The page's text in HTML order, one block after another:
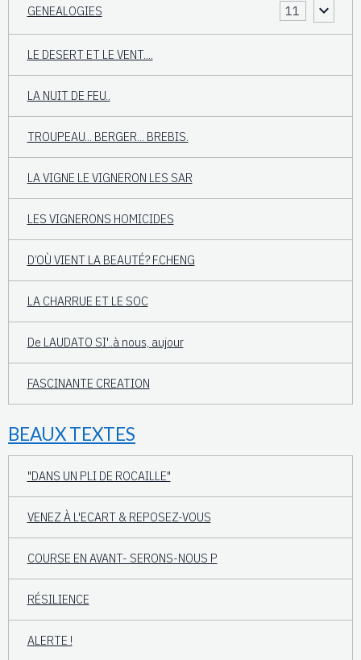
GENEALOGIES 11
LE DESERT ET LE VENT....
LA NUIT DE FEU..
TROUPEAU... BERGER... BREBIS.
LA VIGNE LE VIGNERON LES SAR
LES VIGNERONS HOMICIDES
D’OÙ VIENT LA BEAUTÉ? F.CHENG
LA CHARRUE ET LE SOC
De LAUDATO SI'..à nous, aujour
FASCINANTE CREATION
BEAUX TEXTES
"DANS UN PLI DE ROCAILLE"
VENEZ À L'ECART & REPOSEZ-VOUS
COURSE EN AVANT- SERONS-NOUS P
RÉSILIENCE
ALERTE !